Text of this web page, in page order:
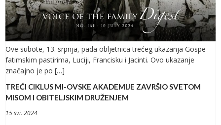
Ove subote, 13. srpnja, pada obljetnica trećeg ukazanja Gospe
fatimskim pastirima, Luciji, Francisku i Jacinti. Ovo ukazanje
značajno je po […]
TREĆI CIKLUS MI-OVSKE AKADEMIJE ZAVRŠIO SVETOM
MISOM I OBITELJSKIM DRUŽENJEM
15 svi. 2024